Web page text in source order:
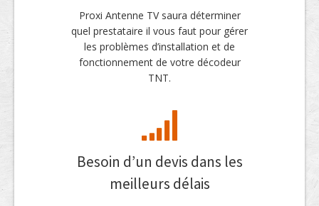
Proxi Antenne TV saura déterminer
quel prestataire il vous faut pour gérer
les problèmes d’installation et de
fonctionnement de votre décodeur
TNT.
Besoin d’un devis dans les
meilleurs délais